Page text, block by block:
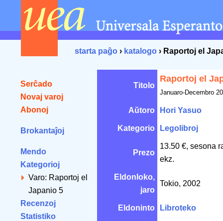
starta paĝo › katalogo › Raportoj el
Serĉado
Novaj varoj
Abonoj
Brokantaĵoj
Mendo
Kategorioj
Varo: Raportoj el
Japanio 5
Recenzoj
Statistiko
Titolo
Raportoj el
Januaro-Decembro
Aŭtoro Hori Yasuo
Kategorio Legolibroj
Prezo
13.50 €, sesona
ekz.
Eldonloko,
jaro
Tokio, 2002
Eldoninto Libroteko